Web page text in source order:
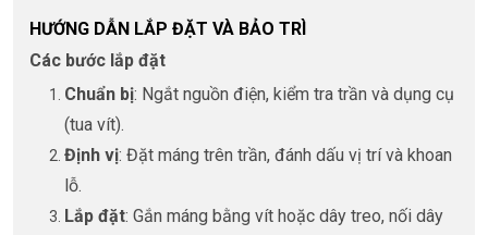
HƯỚNG DẪN LẮP ĐẶT VÀ BẢO TRÌ
Các bước lắp đặt
Chuẩn bị: Ngắt nguồn điện, kiểm tra trần và dụng cụ
(tua vít).
Định vị: Đặt máng trên trần, đánh dấu vị trí và khoan
lỗ.
Lắp đặt: Gắn máng bằng vít hoặc dây treo, nối dây